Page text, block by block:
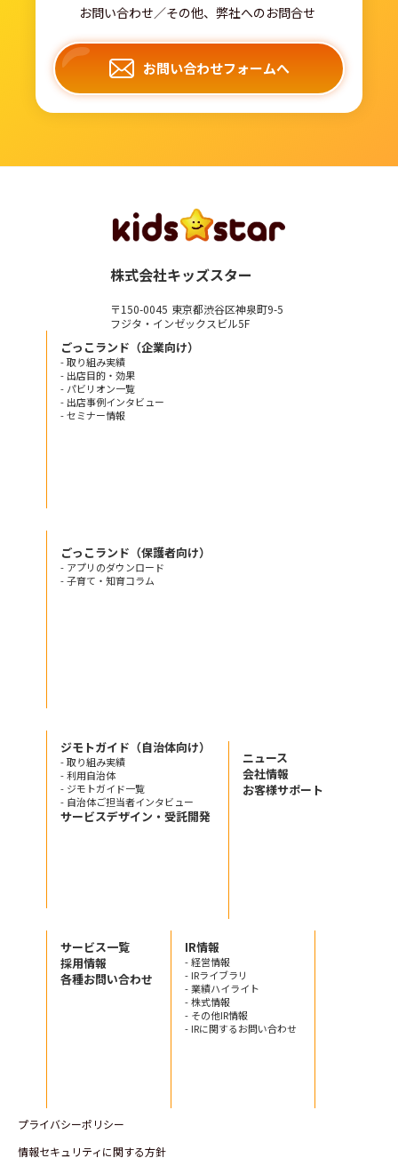
お問い合わせ／その他、弊社へのお問合せ
お問い合わせフォームへ
株式会社キッズスター
〒150-0045 東京都渋谷区神泉町9-5
フジタ・インゼックスビル5F
ごっこランド（企業向け）
- 取り組み実績
- 出店目的・効果
- パビリオン一覧
- 出店事例インタビュー
- セミナー情報
ごっこランド（保護者向け）
- アプリのダウンロード
- 子育て・知育コラム
ジモトガイド（自治体向け）
- 取り組み実績
- 利用自治体
- ジモトガイド一覧
- 自治体ご担当者インタビュー
サービスデザイン・受託開発
ニュース
会社情報
お客様サポート
サービス一覧
採用情報
各種お問い合わせ
IR情報
- 経営情報
- IRライブラリ
- 業績ハイライト
- 株式情報
- その他IR情報
- IRに関するお問い合わせ
プライバシーポリシー
情報セキュリティに関する方針